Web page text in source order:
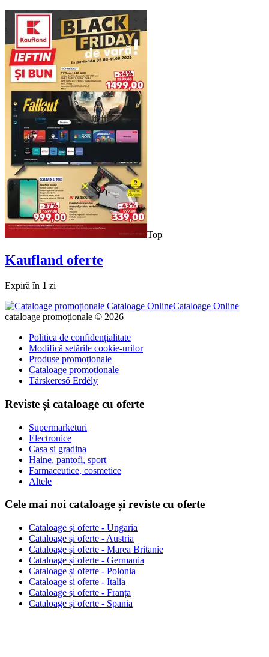
Top
Kaufland oferte
Expiră în 1 zi
Cataloage Online
cataloage promoționale © 2026
Politica de confidențialitate
Modifică setările cookie-urilor
Produse promoționale
Cataloage promoționale
Társkereső Erdély
Reviste și cataloage cu oferte
Supermarketuri
Electronice
Casa si gradina
Haine, pantofi, sport
Farmaceutice, cosmetice
Altele
Cele mai noi cataloage și reviste cu oferte
Cataloage și oferte - Ungaria
Cataloage și oferte - Austria
Cataloage și oferte - Marea Britanie
Cataloage și oferte - Germania
Cataloage și oferte - Polonia
Cataloage și oferte - Italia
Cataloage și oferte - Franța
Cataloage și oferte - Spania